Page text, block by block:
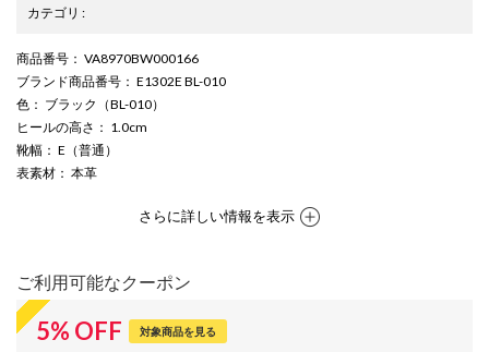
カテゴリ :
商品番号 ： VA8970BW000166
ブランド商品番号 ： E1302E BL-010
色 ： ブラック（BL-010）
ヒールの高さ ： 1.0cm
靴幅 ： E（普通）
表素材 ： 本革
さらに詳しい情報を表示
ご利用可能なクーポン
5% OFF 対象商品を見る